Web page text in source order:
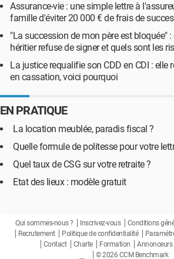
Assurance-vie : une simple lettre à
famille d'éviter 20 000 € de frais de
"La succession de mon père est bloquée"
héritier refuse de signer et quels sont les
La justice requalifie son CDD en CDI : elle
en cassation, voici pourquoi
EN PRATIQUE
La location meublée, paradis fiscal ?
Quelle formule de politesse pour votre
Quel taux de CSG sur votre retraite ?
Etat des lieux : modèle gratuit
Qui sommes-nous ? Inscrivez-vous Conditions
Recrutement
Politique de confidentialité
Contact
Charte Formation Annonceurs
© 2026 CCM Benchmark